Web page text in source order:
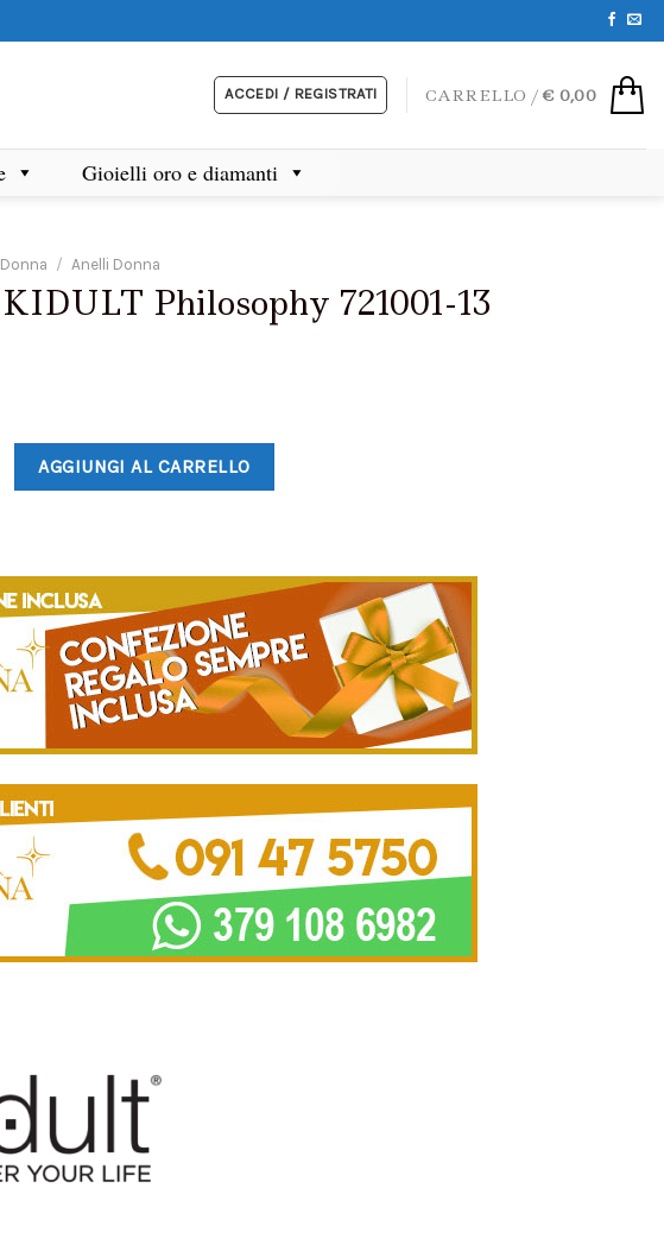
ACCEDI / REGISTRATI CARRELLO /€ 0,00
Gioielli oro e diamanti
/ Anelli Donna
Philosophy 721001-13
AGGIUNGI AL CARRELLO